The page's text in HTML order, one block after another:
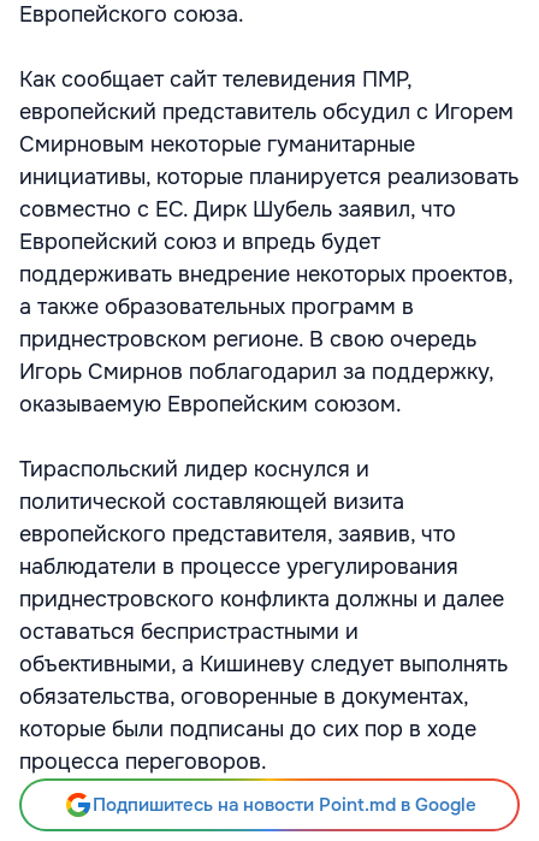
Европейского союза.
Как сообщает сайт телевидения ПМР,
европейский представитель обсудил с Игорем
Смирновым некоторые гуманитарные
инициативы, которые планируется реализовать
совместно с ЕС. Дирк Шубель заявил, что
Европейский союз и впредь будет
поддерживать внедрение некоторых проектов,
а также образовательных программ в
приднестровском регионе. В свою очередь
Игорь Смирнов поблагодарил за поддержку,
оказываемую Европейским союзом.
Тираспольский лидер коснулся и
политической составляющей визита
европейского представителя, заявив, что
наблюдатели в процессе урегулирования
приднестровского конфликта должны и далее
оставаться беспристрастными и
объективными, а Кишиневу следует выполнять
обязательства, оговоренные в документах,
которые были подписаны до сих пор в ходе
процесса переговоров.
Подпишитесь на новости Point.md в Google